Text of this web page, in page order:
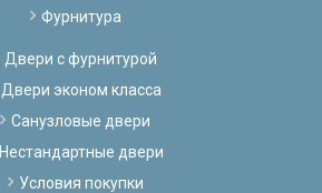
Фурнитура
Двери с фурнитурой
Двери эконом класса
Санузловые двери
Нестандартные двери
Условия покупки